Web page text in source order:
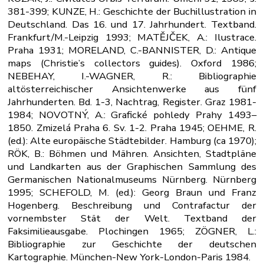
381-399; KUNZE, H.: Geschichte der Buchillustration in
Deutschland. Das 16. und 17. Jahrhundert. Textband.
Frankfurt/M.-Leipzig 1993; MATĚJČEK, A.: Ilustrace.
Praha 1931; MORELAND, C.-BANNISTER, D.: Antique
maps (Christie’s collectors guides). Oxford 1986;
NEBEHAY, I.-WAGNER, R.: Bibliographie
altösterreichischer Ansichtenwerke aus fünf
Jahrhunderten. Bd. 1-3, Nachtrag, Register. Graz 1981-
1984; NOVOTNÝ, A.: Grafické pohledy Prahy 1493–
1850. Zmizelá Praha 6. Sv. 1-2. Praha 1945; OEHME, R.
(ed.): Alte europäische Städtebilder. Hamburg (ca 1970);
RÖK, B.: Böhmen und Mähren. Ansichten, Stadtpläne
und Landkarten aus der Graphischen Sammlung des
Germanischen Nationalmuseums Nürnberg. Nürnberg
1995; SCHEFOLD, M. (ed.): Georg Braun und Franz
Hogenberg. Beschreibung und Contrafactur der
vornembster Stät der Welt. Textband der
Faksimilieausgabe. Plochingen 1965; ZÖGNER, L.:
Bibliographie zur Geschichte der deutschen
Kartographie. München-New York-London-Paris 1984.